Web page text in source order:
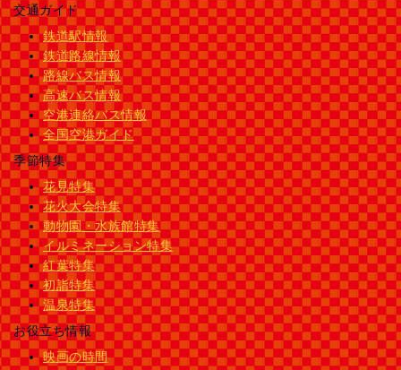
交通ガイド
鉄道駅情報
鉄道路線情報
路線バス情報
高速バス情報
空港連絡バス情報
全国空港ガイド
季節特集
花見特集
花火大会特集
動物園・水族館特集
イルミネーション特集
紅葉特集
初詣特集
温泉特集
お役立ち情報
映画の時間